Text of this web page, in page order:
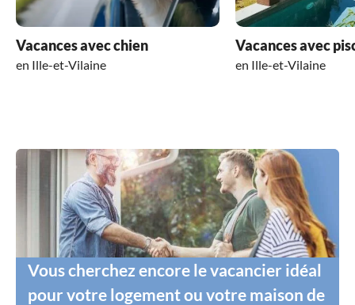
Vacances avec chien
en Ille-et-Vilaine
Vacances avec
en Ille-et-Vilaine
Vous cherchez encore le vacancier idéal
pour votre logement ou votre maison de